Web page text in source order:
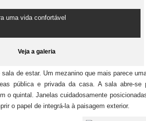
uma vida confortável
Veja a galeria
de estar. Um mezanino que mais parece
pública e privada da casa. A sala abre-se
o quintal. Janelas cuidadosamente
o papel de integrá-la à paisagem exterior.